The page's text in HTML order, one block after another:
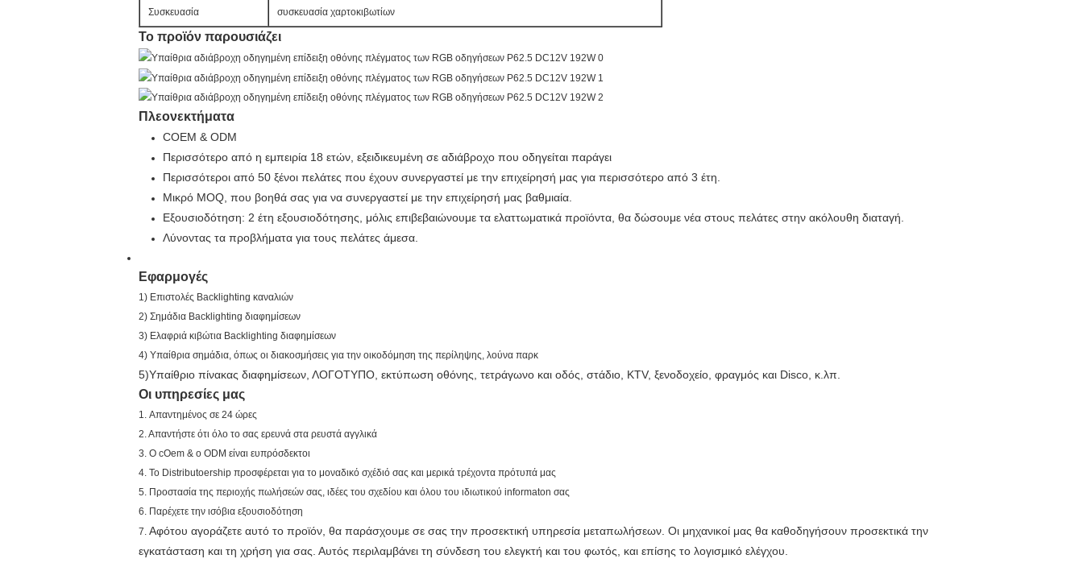
Συσκευασία συσκευασία χαρτοκιβωτίων
Το προϊόν παρουσιάζει
Πλεονεκτήματα
COEM & ODM
Περισσότερο από η εμπειρία 18 ετών, εξειδικευμένη σε αδιάβροχο που οδηγείται παράγει
Περισσότεροι από 50 ξένοι πελάτες που έχουν συνεργαστεί με την επιχείρησή μας για περισσότερο από 3 έτη.
Μικρό MOQ, που βοηθά σας για να συνεργαστεί με την επιχείρησή μας βαθμιαία.
Εξουσιοδότηση: 2 έτη εξουσιοδότησης, μόλις επιβεβαιώνουμε τα ελαττωματικά προϊόντα, θα δώσουμε νέα στους πελάτες στην ακόλουθη διαταγή.
Λύνοντας τα προβλήματα για τους πελάτες άμεσα.
Εφαρμογές
1) Επιστολές Backlighting καναλιών
2) Σημάδια Backlighting διαφημίσεων
3) Ελαφριά κιβώτια Backlighting διαφημίσεων
4) Υπαίθρια σημάδια, όπως οι διακοσμήσεις για την οικοδόμηση της περίληψης, λούνα παρκ
5)Υπαίθριο πίνακας διαφημίσεων, ΛΟΓΟΤΥΠΟ, εκτύπωση οθόνης, τετράγωνο και οδός, στάδιο, KTV, ξενοδοχείο, φραγμός και Disco, κ.λπ.
Οι υπηρεσίες μας
1. Απαντημένος σε 24 ώρες
2. Απαντήστε ότι όλο το σας ερευνά στα ρευστά αγγλικά
3. Ο cOem & ο ODM είναι ευπρόσδεκτοι
4. Το Distributoership προσφέρεται για το μοναδικό σχέδιό σας και μερικά τρέχοντα πρότυπά μας
5. Προστασία της περιοχής πωλήσεών σας, ιδέες του σχεδίου και όλου του ιδιωτικού informaton σας
6. Παρέχετε την ισόβια εξουσιοδότηση
7. Αφότου αγοράζετε αυτό το προϊόν, θα παράσχουμε σε σας την προσεκτική υπηρεσία μεταπωλήσεων. Οι μηχανικοί μας θα καθοδηγήσουν προσεκτικά την
εγκατάσταση και τη χρήση για σας. Αυτός περιλαμβάνει τη σύνδεση του ελεγκτή και του φωτός, και επίσης το λογισμικό ελέγχου.